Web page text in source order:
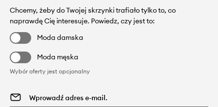
Chcemy, żeby do Twojej skrzynki trafiało tylko to, co
naprawdę Cię interesuje. Powiedz, czy jest to:
Moda damska
Moda męska
Wybór oferty jest opcjonalny